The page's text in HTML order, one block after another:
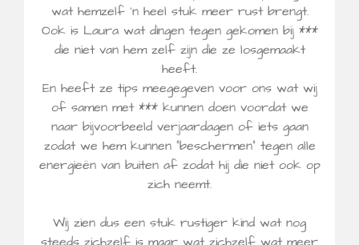
wat hemzelf 'n heel stuk meer rust brengt.
Ook is Laura wat dingen tegen gekomen bij ***
die niet van hem zelf zijn die ze losgemaakt
heeft.
En heeft ze tips meegegeven voor ons wat wij
of samen met *** kunnen doen voordat we
naar bijvoorbeeld verjaardagen of iets gaan
zodat we hem kunnen "beschermen" tegen alle
energieën van buiten af zodat hij die niet ook op
zich neemt.
Wij zien dus een stuk rustiger kind wat nog